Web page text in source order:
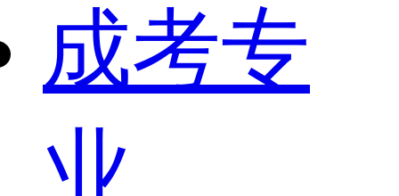
成考专
业